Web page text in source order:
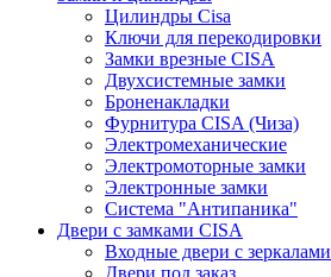
Цилиндры Сisa
Ключи для перекодировки
Замки врезные CISA
Двухсистемные замки
Броненакладки
Фурнитура CISA (Чиза)
Электромеханические
Электромоторные замки
Электронные замки
Система "Антипаника"
Двери с замками CISA
Входные двери с зеркалами
Двери под заказ